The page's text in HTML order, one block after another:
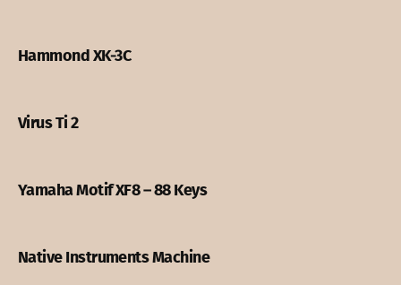
Hammond XK-3C
Virus Ti 2
Yamaha Motif XF8 – 88 Keys
Native Instruments Machine